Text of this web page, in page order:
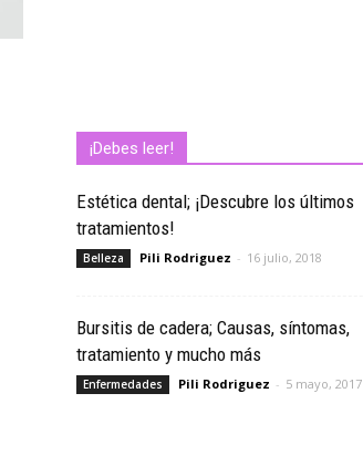
¡Debes leer!
Estética dental; ¡Descubre los últimos
tratamientos!
Belleza Pili Rodriguez - 16 julio, 2018
Bursitis de cadera; Causas, síntomas,
tratamiento y mucho más
Enfermedades Pili Rodriguez - 5 mayo, 2017